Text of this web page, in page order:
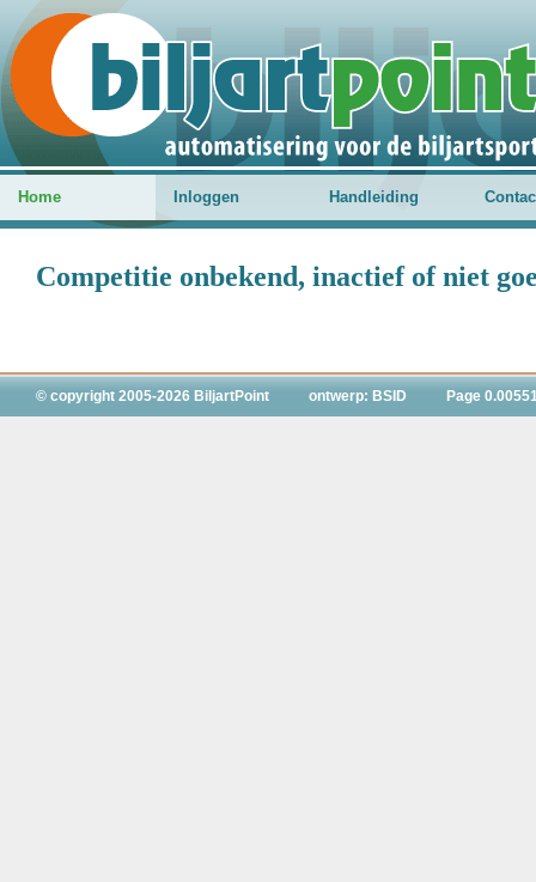
Home Inloggen Handleiding
Competitie onbekend, inactief of niet
© copyright 2005-2026 BiljartPoint ontwerp: BSID Page